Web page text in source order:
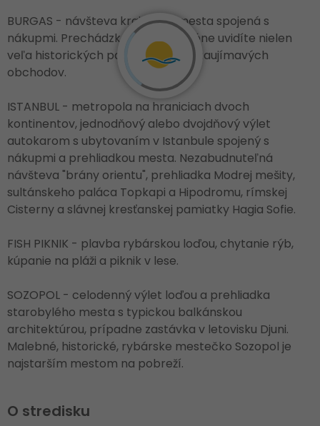
BURGAS - návšteva krajského mesta spojená s
nákupmi. Prechádzkou po pešej zóne uvidíte nielen
veľa historických pamiatok, ale aj zaujímavých
obchodov.
ISTANBUL - metropola na hraniciach dvoch
kontinentov, jednodňový alebo dvojdňový výlet
autokarom s ubytovaním v Istanbule spojený s
nákupmi a prehliadkou mesta. Nezabudnuteľná
návšteva "brány orientu", prehliadka Modrej mešity,
sultánskeho paláca Topkapi a Hipodromu, rímskej
Cisterny a slávnej kresťanskej pamiatky Hagia Sofie.
FISH PIKNIK - plavba rybárskou loďou, chytanie rýb,
kúpanie na pláži a piknik v lese.
SOZOPOL - celodenný výlet loďou a prehliadka
starobylého mesta s typickou balkánskou
architektúrou, prípadne zastávka v letovisku Djuni.
Malebné, historické, rybárske mestečko Sozopol je
najstarším mestom na pobreží.
O stredisku